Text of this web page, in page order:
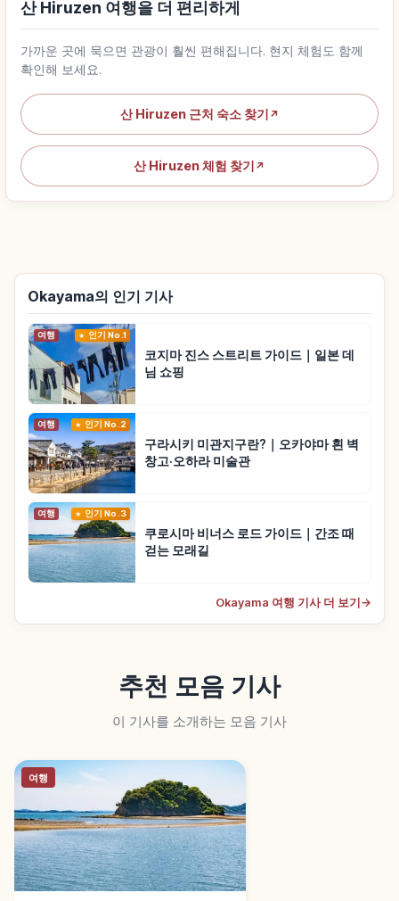
산 Hiruzen 여행을 더 편리하게
가까운 곳에 묵으면 관광이 훨씬 편해집니다. 현지 체험도 함께
확인해 보세요.
산 Hiruzen 근처 숙소 찾기 ↗
산 Hiruzen 체험 찾기 ↗
Okayama의 인기 기사
여행 인기 No.1
코지마 진스 스트리트 가이드｜일본 데
님 쇼핑
여행 인기 No.2
구라시키 미관지구란?｜오카야마 흰 벽
창고·오하라 미술관
여행 인기 No.3
쿠로시마 비너스 로드 가이드｜간조 때
걷는 모래길
Okayama 여행 기사 더 보기 →
추천 모음 기사
이 기사를 소개하는 모음 기사
여행